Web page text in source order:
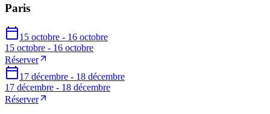
Paris
15 octobre - 16 octobre
15 octobre - 16 octobre
Réserver
17 décembre - 18 décembre
17 décembre - 18 décembre
Réserver